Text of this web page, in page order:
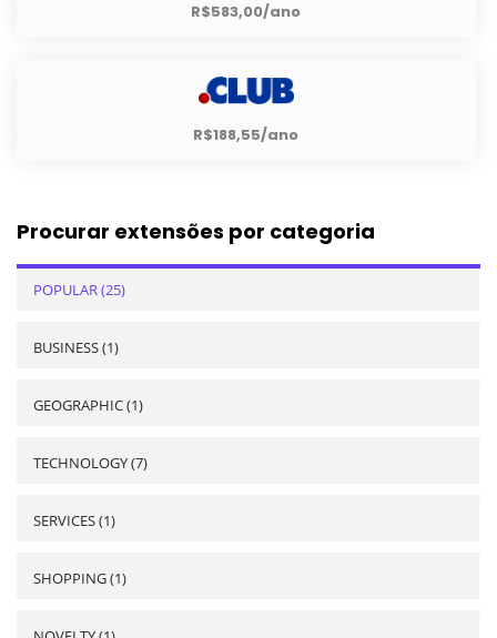
R$583,00/ano
R$188,55/ano
Procurar extensões por categoria
POPULAR (25)
BUSINESS (1)
GEOGRAPHIC (1)
TECHNOLOGY (7)
SERVICES (1)
SHOPPING (1)